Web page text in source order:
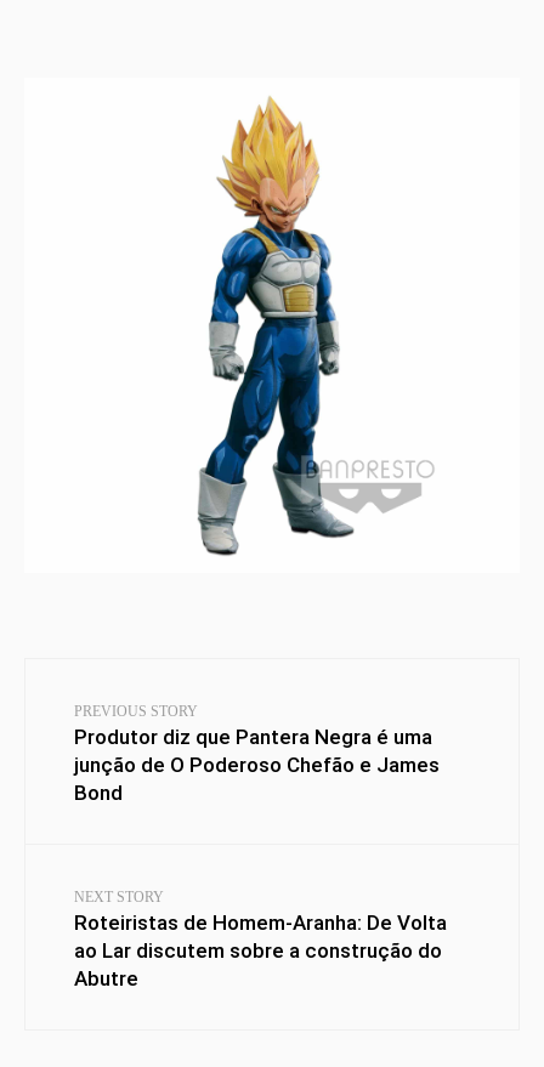
PREVIOUS STORY
Produtor diz que Pantera Negra é uma
junção de O Poderoso Chefão e James
Bond
NEXT STORY
Roteiristas de Homem-Aranha: De Volta
ao Lar discutem sobre a construção do
Abutre